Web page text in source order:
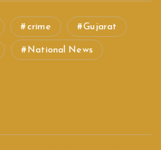
crime Gujarat
National News